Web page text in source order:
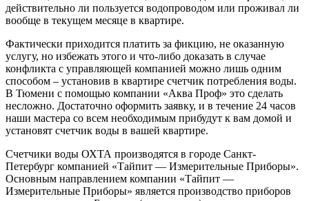
действительно ли пользуется водопроводом или проживал ли
вообще в текущем месяце в квартире.
Фактически приходится платить за фикцию, не оказанную
услугу, но избежать этого и что-либо доказать в случае
конфликта с управляющей компанией можно лишь одним
способом – установив в квартире счетчик потребления воды.
В Тюмени с помощью компании «Аква Проф» это сделать
несложно. Достаточно оформить заявку, и в течение 24 часов
наши мастера со всем необходимым прибудут к вам домой и
установят счетчик воды в вашей квартире.
Счетчики воды ОХТА производятся в городе Санкт-
Петербург компанией «Тайпит — Измерительные Приборы».
Основным направлением компании «Тайпит —
Измерительные Приборы» является производство приборов